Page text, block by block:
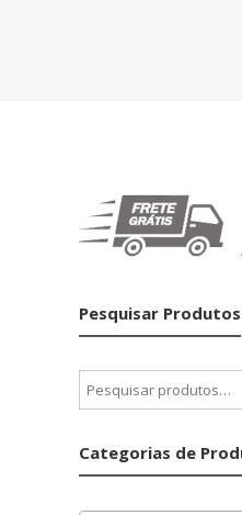
Pesquisar Produtos
por:
Categorias de